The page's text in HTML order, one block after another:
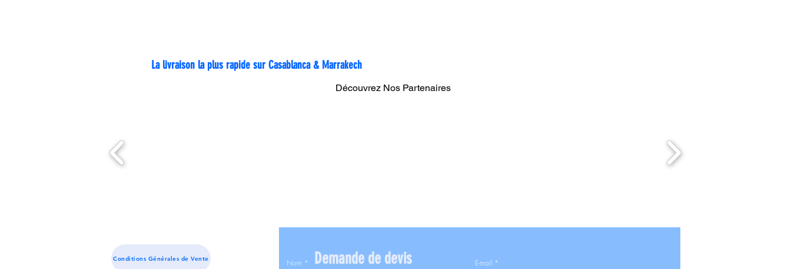
La livraison la plus rapide sur Casablanca & Marrakech
Découvrez Nos Partenaires
Conditions Générales de Vente Demande de devis
Nom E-mail